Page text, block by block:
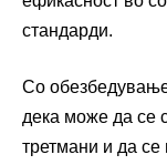
стандарди.
Со
дека може да се
третмани и да се